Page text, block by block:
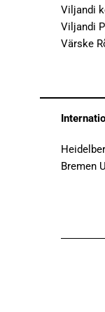
Viljandi
Viljandi
Värske
Bremen